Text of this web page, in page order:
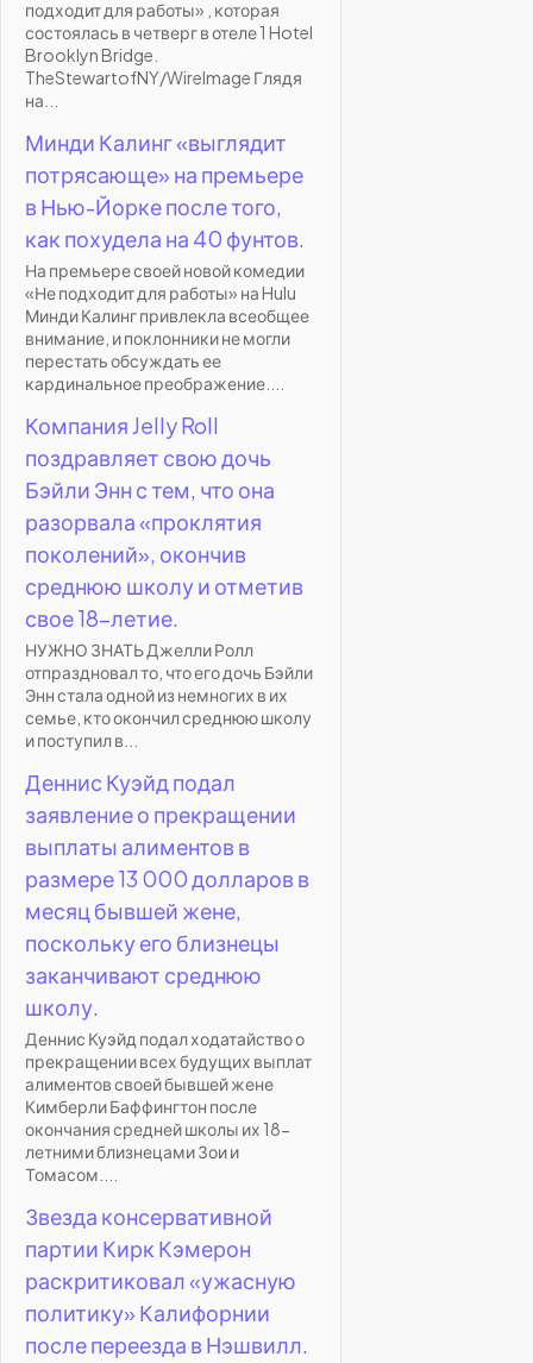
подходит для работы» , которая
состоялась в четверг в отеле 1 Hotel
Brooklyn Bridge.
TheStewartofNY/WireImage Глядя
на...
Минди Калинг «выглядит
потрясающе» на премьере
в Нью-Йорке после того,
как похудела на 40 фунтов.
На премьере своей новой комедии
«Не подходит для работы» на Hulu
Минди Калинг привлекла всеобщее
внимание, и поклонники не могли
перестать обсуждать ее
кардинальное преображение....
Компания Jelly Roll
поздравляет свою дочь
Бэйли Энн с тем, что она
разорвала «проклятия
поколений», окончив
среднюю школу и отметив
свое 18-летие.
НУЖНО ЗНАТЬ Джелли Ролл
отпраздновал то, что его дочь Бэйли
Энн стала одной из немногих в их
семье, кто окончил среднюю школу
и поступил в...
Деннис Куэйд подал
заявление о прекращении
выплаты алиментов в
размере 13 000 долларов в
месяц бывшей жене,
поскольку его близнецы
заканчивают среднюю
школу.
Деннис Куэйд подал ходатайство о
прекращении всех будущих выплат
алиментов своей бывшей жене
Кимберли Баффингтон после
окончания средней школы их 18-
летними близнецами Зои и
Томасом....
Звезда консервативной
партии Кирк Кэмерон
раскритиковал «ужасную
политику» Калифорнии
после переезда в Нэшвилл.